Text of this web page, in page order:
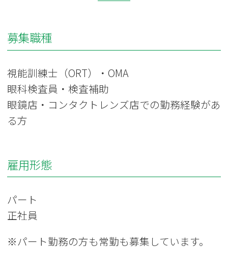
募集職種
視能訓練士（ORT）・OMA
眼科検査員・検査補助
眼鏡店・コンタクトレンズ店での勤務経験があ
る方
雇用形態
パート
正社員
※パート勤務の方も常勤も募集しています。